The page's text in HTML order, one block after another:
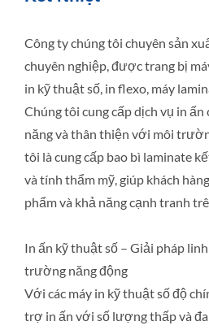
Công ty chúng tôi chuyên sản
chuyên nghiệp, được trang bị
in kỹ thuật số, in flexo, máy
Chúng tôi cung cấp dịch vụ in
năng và thân thiện với môi
tôi là cung cấp bao bì laminate
và tính thẩm mỹ, giúp khách
phẩm và khả năng cạnh tranh
In ấn kỹ thuật số – Giải pháp
trường năng động
Với các máy in kỹ thuật số độ
trợ in ấn với số lượng thấp và đa